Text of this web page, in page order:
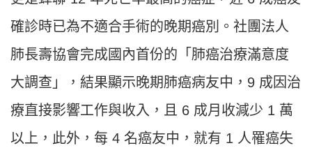
確診時已為不適合手術的晚期癌別。社團法人
肺長壽協會完成國內首份的「肺癌治療滿意度
大調查」，結果顯示晚期肺癌病友中，9 成因治
療直接影響工作與收入，且 6 成月收減少 1 萬
以上，此外，每 4 名癌友中，就有 1 人罹癌失